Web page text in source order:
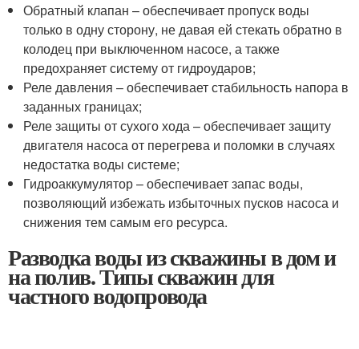
Обратный клапан – обеспечивает пропуск воды
только в одну сторону, не давая ей стекать обратно в
колодец при выключенном насосе, а также
предохраняет систему от гидроударов;
Реле давления – обеспечивает стабильность напора в
заданных границах;
Реле защиты от сухого хода – обеспечивает защиту
двигателя насоса от перегрева и поломки в случаях
недостатка воды системе;
Гидроаккумулятор – обеспечивает запас воды,
позволяющий избежать избыточных пусков насоса и
снижения тем самым его ресурса.
Разводка воды из скважины в дом и
на полив. Типы скважин для
частного водопровода